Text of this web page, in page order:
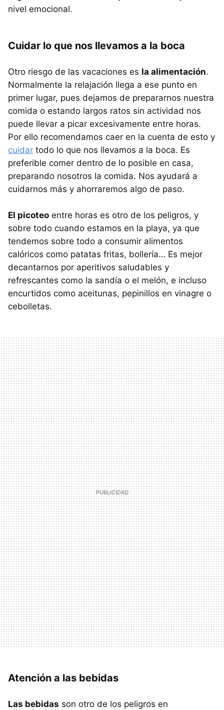
nivel emocional.
Cuidar lo que nos llevamos a la boca
Otro riesgo de las vacaciones es la alimentación.
Normalmente la relajación llega a ese punto en
primer lugar, pues dejamos de prepararnos nuestra
comida o estando largos ratos sin actividad nos
puede llevar a picar excesivamente entre horas.
Por ello recomendamos caer en la cuenta de esto y
cuidar todo lo que nos llevamos a la boca. Es
preferible comer dentro de lo posible en casa,
preparando nosotros la comida. Nos ayudará a
cuidarnos más y ahorraremos algo de paso.
El picoteo entre horas es otro de los peligros, y
sobre todo cuando estamos en la playa, ya que
tendemos sobre todo a consumir alimentos
calóricos como patatas fritas, bollería… Es mejor
decantarnos por aperitivos saludables y
refrescantes como la sandía o el melón, e incluso
encurtidos como aceitunas, pepinillos en vinagre o
cebolletas.
Atención a las bebidas
Las bebidas son otro de los peligros en